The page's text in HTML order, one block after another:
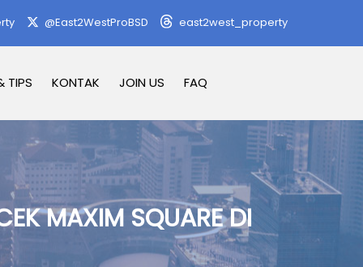
@East2WestProBSD east2west_property
TIPS KONTAK JOIN US FAQ
MAXIM SQUARE DI